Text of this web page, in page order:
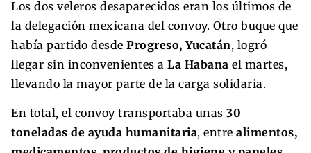
Los dos veleros desaparecidos eran los últimos de
la delegación mexicana del convoy. Otro buque que
había partido desde Progreso, Yucatán, logró
llegar sin inconvenientes a La Habana el martes,
llevando la mayor parte de la carga solidaria.
En total, el convoy transportaba unas 30
toneladas de ayuda humanitaria, entre alimentos,